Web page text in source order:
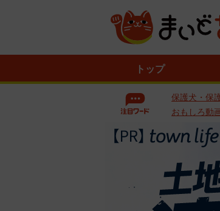
トップ
保護犬・保
おもしろ動